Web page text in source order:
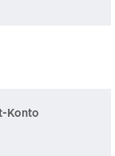
Konto